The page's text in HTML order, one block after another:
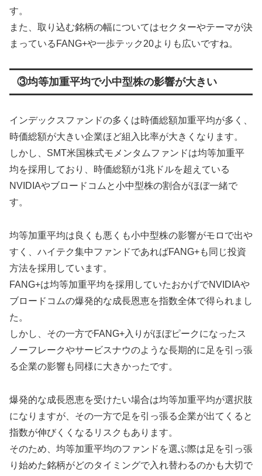
す。
また、取り込む銘柄の幅についてはセクターやテーマが決
まっているFANG+や一歩テック20よりも広いですね。
③均等加重平均で小中型株の影響が大きい
インデックスファンドの多くは時価総額加重平均が多く、
時価総額が大きい企業ほど組入比率が大きくなります。
しかし、SMT米国株式モメンタムファンドは均等加重平
均を採用しており、時価総額が1兆ドルを超えている
NVIDIAやブロードコムと小中型株の割合がほぼ一緒で
す。
均等加重平均は良くも悪くも小中型株の影響がモロで出や
すく、ハイテク集中ファンドであればFANG+も同じ投資
方法を採用しています。
FANG+は均等加重平均を採用していたおかげでNVIDIAや
ブロードコムの爆発的な成長恩恵を指数全体で得られまし
た。
しかし、その一方でFANG+入りがほぼピークになったス
ノーフレークやサービスナウのような長期的に足を引っ張
る企業の影響も同様に大きかったです。
爆発的な成長恩恵を受けたい場合は均等加重平均が選択肢
になりますが、その一方で足を引っ張る企業が出てくると
指数が伸びくくなるリスクもあります。
そのため、均等加重平均のファンドを選ぶ際は足を引っ張
り始めた銘柄がどのタイミングで入れ替わるのかも大切で